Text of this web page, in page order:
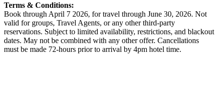
Terms & Conditions:
Book through April 7 2026, for travel through June 30, 2026. Not
valid for groups, Travel Agents, or any other third-party
reservations. Subject to limited availability, restrictions, and blackout
dates. May not be combined with any other offer. Cancellations
must be made 72-hours prior to arrival by 4pm hotel time.